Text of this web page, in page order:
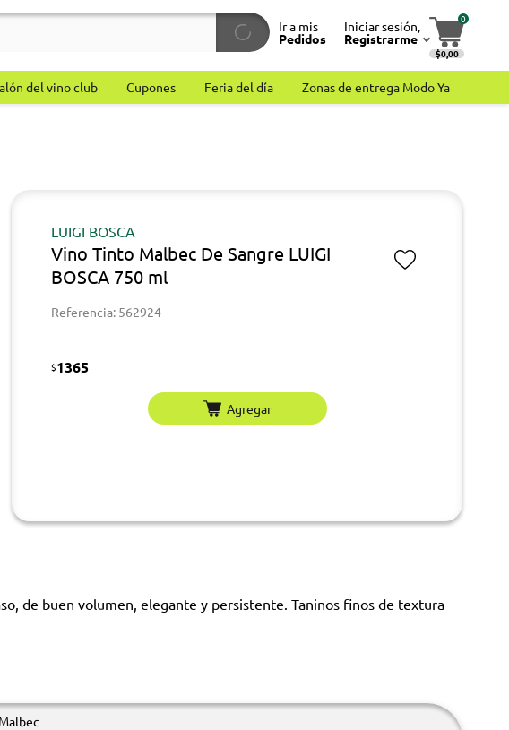
Ir a mis
Pedidos
Iniciar sesión,
Registrarme
0
$0,00
del vino club Cupones Feria del día Zonas de entrega Modo Ya
LUIGI BOSCA
Vino Tinto Malbec De Sangre LUIGI
BOSCA 750 ml
Referencia: 562924
$1365
Agregar
de buen volumen, elegante y persistente. Taninos finos de textura
Malbec